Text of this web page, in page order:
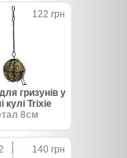
122 грн
гризунів у
кулі Trixie
8см
140 грн